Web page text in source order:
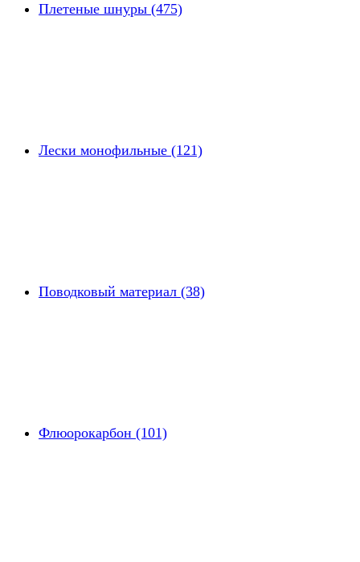
Плетеные шнуры (475)
Лески монофильные (121)
Поводковый материал (38)
Флюорокарбон (101)